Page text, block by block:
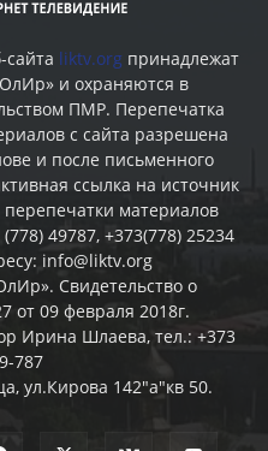
liktv.org принадлежат
и охраняются в
ПМР. Перепечатка
c сайта разрешена
и после письменного
ссылка на источник
материалов
49787, +373(778) 25234
info@liktv.org
Свидетельство о
09 февраля 2018г.
Ирина Шлаева, тел.: +373
787
ул.Кирова 142"а"кв 50.